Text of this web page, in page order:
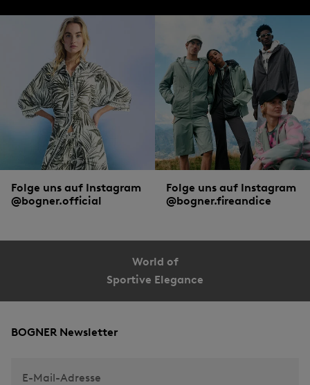
Folge uns auf Instagram
@bogner.official
Folge uns auf Instagram
@bogner.fireandice
World of
Sportive Elegance
BOGNER Newsletter
E-Mail-Adresse